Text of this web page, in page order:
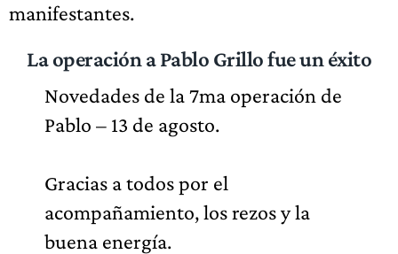
manifestantes.
La operación a Pablo Grillo fue un éxito
Novedades de la 7ma operación de
Pablo – 13 de agosto.
Gracias a todos por el
acompañamiento, los rezos y la
buena energía.